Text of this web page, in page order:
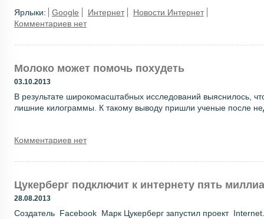
Ярлыки: Google Интернет
Новости Интернет
Комментариев нет
Молоко может помочь похудеть
03.10.2013
В результате широкомасштабных исследований выяснилось,
лишние килограммы. К такому выводу пришли ученые после
Комментариев нет
Цукерберг подключит к интернету пять
28.08.2013
Создатель Facebook Марк Цукерберг запустил проект